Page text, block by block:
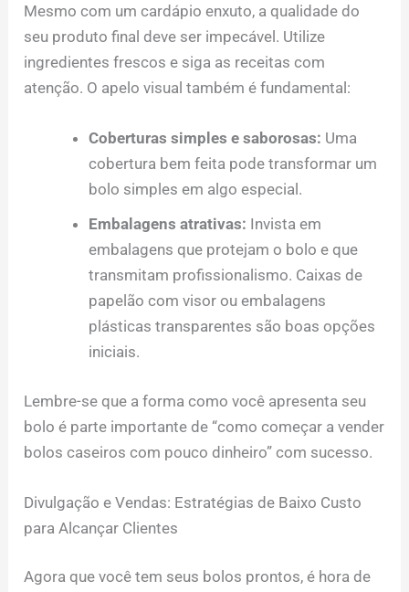
Mesmo com um cardápio enxuto, a qualidade do
seu produto final deve ser impecável. Utilize
ingredientes frescos e siga as receitas com
atenção. O apelo visual também é fundamental:
Coberturas simples e saborosas: Uma
cobertura bem feita pode transformar um
bolo simples em algo especial.
Embalagens atrativas: Invista em
embalagens que protejam o bolo e que
transmitam profissionalismo. Caixas de
papelão com visor ou embalagens
plásticas transparentes são boas opções
iniciais.
Lembre-se que a forma como você apresenta seu
bolo é parte importante de “como começar a vender
bolos caseiros com pouco dinheiro” com sucesso.
Divulgação e Vendas: Estratégias de Baixo Custo
para Alcançar Clientes
Agora que você tem seus bolos prontos, é hora de